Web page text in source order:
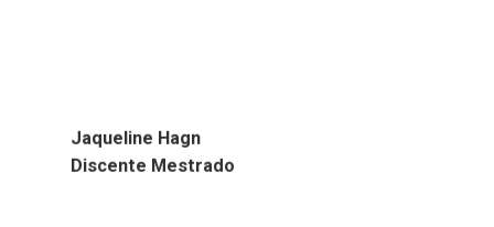
Jaqueline Hagn
Discente Mestrado